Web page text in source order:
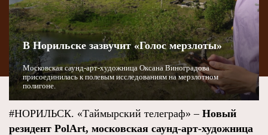
В Норильске зазвучит «Голос мерзлоты»
Московская саунд-арт-художница Оксана Виноградова
присоединилась к полевым исследованиям на мерзлотном
полигоне.
#НОРИЛЬСК. «Таймырский телеграф» – Новый
резидент PolArt, московская саунд-арт-художница